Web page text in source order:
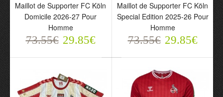
Köln Domicile 2026-27
Pour Homme
73.55€
Köln Special Edition
2025-26 Pour Homme
73.55€ 29.85€
Maillot de Supporter FC Köln
Domicile 2026-27 Pour
Homme
73.55€ 29.85€
Maillot de Supporter FC Köln
Special Edition 2025-26 Pour
Homme
73.55€ 29.85€